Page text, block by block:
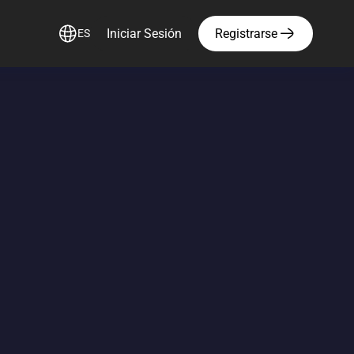
ES Iniciar Sesión Registrarse